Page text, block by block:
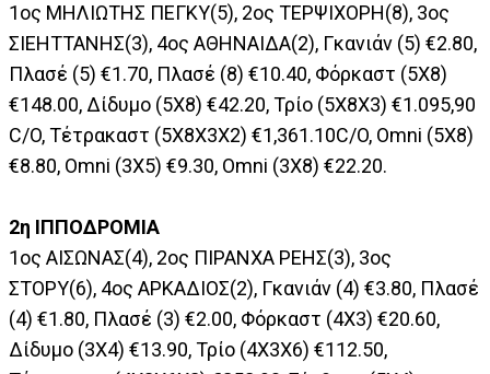
1ος ΜΗΛΙΩΤΗΣ ΠΕΓΚΥ(5), 2ος ΤΕΡΨΙΧΟΡΗ(8), 3ος
ΣΙΕΗΤΤΑΝΗΣ(3), 4ος ΑΘΗΝΑΙΔΑ(2), Γκανιάν (5) €2.80,
Πλασέ (5) €1.70, Πλασέ (8) €10.40, Φόρκαστ (5Χ8)
€148.00, Δίδυμο (5Χ8) €42.20, Τρίο (5Χ8Χ3) €1.095,90
C/O, Τέτρακαστ (5Χ8Χ3Χ2) €1,361.10C/O, Omni (5Χ8)
€8.80, Omni (3Χ5) €9.30, Omni (3Χ8) €22.20.
2η ΙΠΠΟΔΡΟΜΙΑ
1ος ΑΙΣΩΝΑΣ(4), 2ος ΠΙΡΑΝΧΑ ΡΕΗΣ(3), 3ος
ΣΤΟΡΥ(6), 4ος ΑΡΚΑΔΙΟΣ(2), Γκανιάν (4) €3.80, Πλασέ
(4) €1.80, Πλασέ (3) €2.00, Φόρκαστ (4X3) €20.60,
Δίδυμο (3X4) €13.90, Τρίο (4X3X6) €112.50,